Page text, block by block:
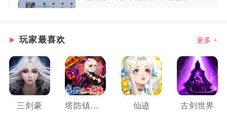
玩家最喜欢 更多 +
三剑豪 塔防镇魂师 仙迹 古剑世界